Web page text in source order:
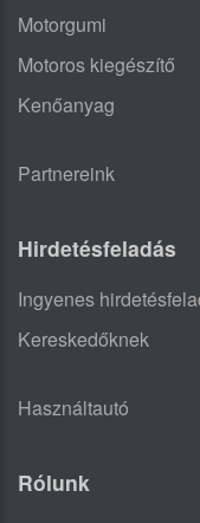
Motorgumi
Motoros kiegészítő
Kenőanyag
Partnereink
Hirdetésfeladás
Ingyenes
Kereskedőknek
Használtautó
Rólunk